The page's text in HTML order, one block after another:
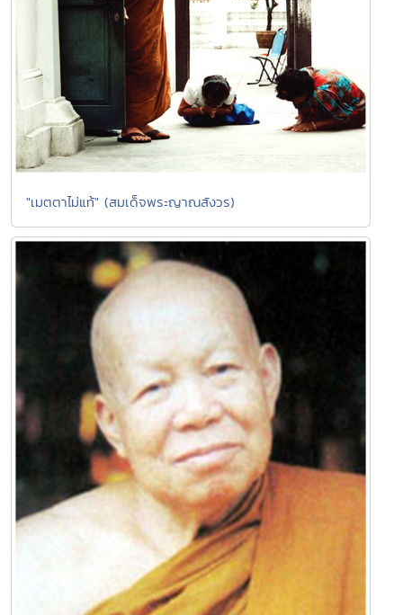
"เมตตาไม่แท้" (สมเด็จพระญาณสังวร)